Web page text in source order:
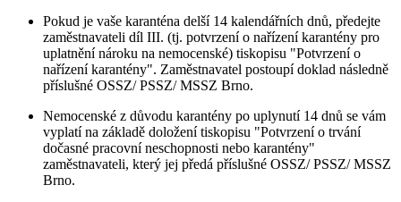
Pokud je vaše karanténa delší 14 kalendářních dnů, předejte
zaměstnavateli díl III. (tj. potvrzení o nařízení karantény pro
uplatnění nároku na nemocenské) tiskopisu "Potvrzení o
nařízení karantény". Zaměstnavatel postoupí doklad následně
příslušné OSSZ/ PSSZ/ MSSZ Brno.
Nemocenské z důvodu karantény po uplynutí 14 dnů se vám
vyplatí na základě doložení tiskopisu "Potvrzení o trvání
dočasné pracovní neschopnosti nebo karantény"
zaměstnavateli, který jej předá příslušné OSSZ/ PSSZ/ MSSZ
Brno.